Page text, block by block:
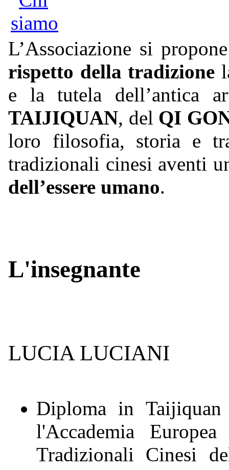
L’Associazione si
rispetto della tradizione
e la tutela dell’antica
TAIJIQUAN, del QI
loro filosofia, storia e
tradizionali cinesi aventi
dell’essere umano.
L'insegnante
LUCIA LUCIANI
Diploma in
l'Accademia
Tradizionali Cinesi